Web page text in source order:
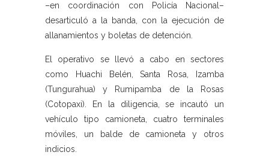
–en coordinación con Policía Nacional–
desarticuló a la banda, con la ejecución de
allanamientos y boletas de detención.
El operativo se llevó a cabo en sectores
como Huachi Belén, Santa Rosa, Izamba
(Tungurahua) y Rumipamba de la Rosas
(Cotopaxi). En la diligencia, se incautó un
vehículo tipo camioneta, cuatro terminales
móviles, un balde de camioneta y otros
indicios.